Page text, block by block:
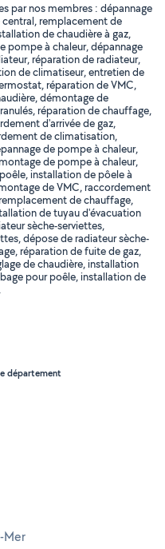
par nos membres : dépannage
remplacement de
de chaudière à gaz,
pompe à chaleur, dépannage
réparation de radiateur,
de climatiseur, entretien de
réparation de VMC,
démontage de
réparation de chauffage,
d'arrivée de gaz,
de climatisation,
de pompe à chaleur,
de pompe à chaleur,
installation de pôele à
de VMC, raccordement
de chauffage,
de tuyau d'évacuation
sèche-serviettes,
dépose de radiateur sèche-
réparation de fuite de gaz,
de chaudière, installation
pour poêle, installation de
département
Mer